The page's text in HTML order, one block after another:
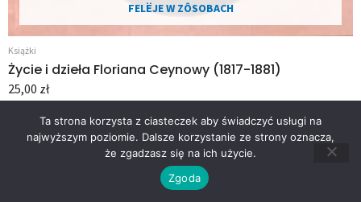
FELËJE W ZÔSOBACH
Książki
Życie i dzieła Floriana Ceynowy (1817-1881)
25,00 zł
DOWIEDZ SIĘ WIĘCEJ
Ta strona korzysta z ciasteczek aby świadczyć usługi na
najwyższym poziomie. Dalsze korzystanie ze strony oznacza,
że zgadzasz się na ich użycie.
Zgoda